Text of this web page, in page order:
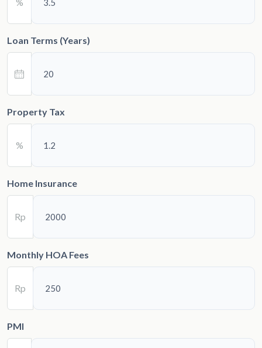
Loan Terms (Years)
Property Tax
%
Home Insurance
Rp
Monthly HOA Fees
Rp
PMI